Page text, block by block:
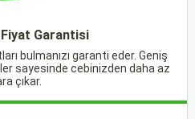
Fiyat Garantisi
bulmanızı garanti eder. Geniş
sayesinde cebinizden daha az
çıkar.